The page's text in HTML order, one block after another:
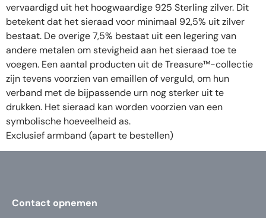
vervaardigd uit het hoogwaardige 925 Sterling zilver. Dit
betekent dat het sieraad voor minimaal 92,5% uit zilver
bestaat. De overige 7,5% bestaat uit een legering van
andere metalen om stevigheid aan het sieraad toe te
voegen. Een aantal producten uit de Treasure™-collectie
zijn tevens voorzien van emaillen of verguld, om hun
verband met de bijpassende urn nog sterker uit te
drukken. Het sieraad kan worden voorzien van een
symbolische hoeveelheid as.
Exclusief armband (apart te bestellen)
Contact opnemen